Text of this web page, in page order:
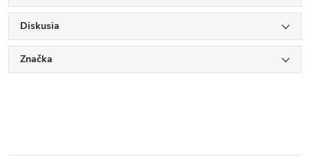
Diskusia
Značka